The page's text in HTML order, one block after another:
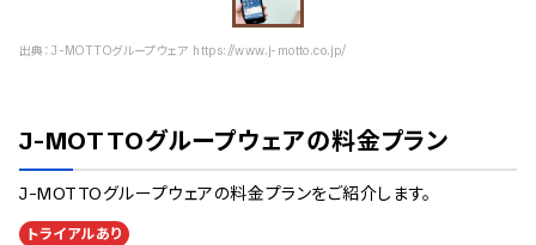
出典：J-MOTTOグループウェア https://www.j-motto.co.jp/
J-MOTTOグループウェアの料金プラン
J-MOTTOグループウェアの料金プランをご紹介します。
トライアルあり